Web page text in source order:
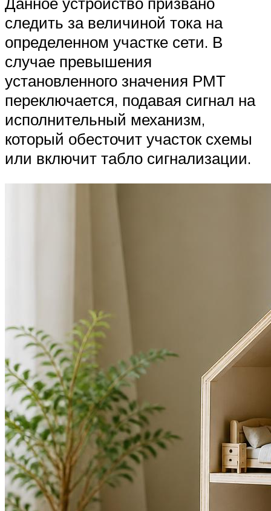
следить за величиной тока на
определенном участке сети. В
случае превышения
установленного значения РМТ
переключается, подавая сигнал на
исполнительный механизм,
который обесточит участок схемы
или включит табло сигнализации.